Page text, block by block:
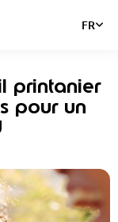
FR
printanier
pour un